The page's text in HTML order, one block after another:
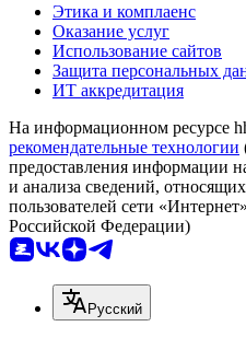
Этика и комплаенс
Оказание услуг
Использование сайтов
Защита персональных
ИТ аккредитация
На информационном ресурсе
рекомендательные технологии
предоставления информации
и анализа сведений,
пользователей сети
Российской Федерации)
Русский